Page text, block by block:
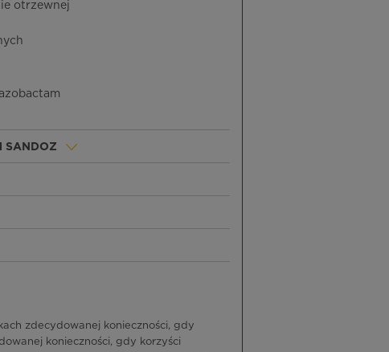
otrzewnej
SANDOZ
zdecydowanej konieczności, gdy
konieczności, gdy korzyści